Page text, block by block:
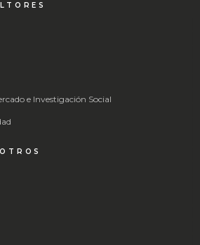
e Investigación Social